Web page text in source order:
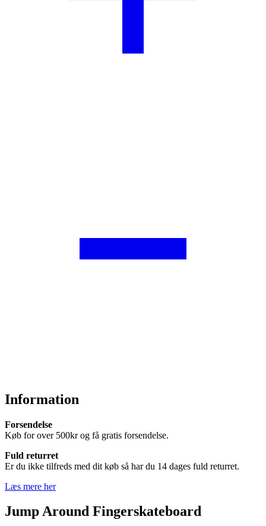
Information
Forsendelse
Køb for over 500kr og få gratis forsendelse.
Fuld returret
Er du ikke tilfreds med dit køb så har du 14 dages fuld returret.
Læs mere her
Jump Around Fingerskateboard